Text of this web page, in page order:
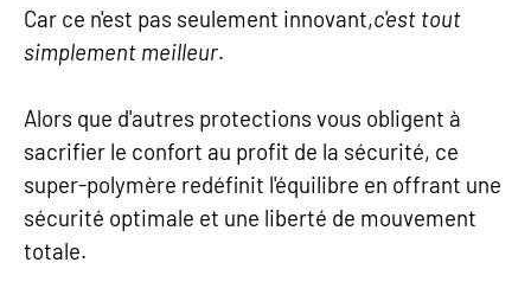
Car ce n'est pas seulement innovant,c'est tout
simplement meilleur.
Alors que d'autres protections vous obligent à
sacrifier le confort au profit de la sécurité, ce
super-polymère redéfinit l'équilibre en offrant une
sécurité optimale et une liberté de mouvement
totale.